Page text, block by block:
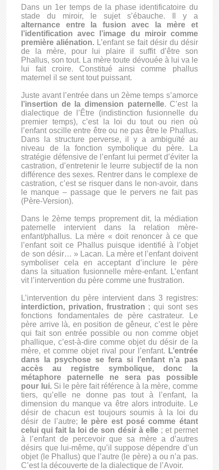
Dans un 1er temps de la phase identificatoire du
stade du miroir, le sujet s’ébauche.
Il y a
alternance entre la fusion avec la mère et
l’identification avec l’image du miroir comme
première aliénation. L’enfant se fait désir du désir
de la mère, pour lui plaire il suffit d’être son
Phallus, son tout. La mère toute dévouée à lui va le
lui fait croire. Constitué ainsi comme phallus
maternel il se sent tout puissant.
Juste avant l’entrée dans un 2ème temps s’amorce
l’insertion de la dimension paternelle. C’est la
dialectique de l’Être (indistinction fusionnelle du
premier temps), c’est la loi du tout ou rien où
l’enfant oscille entre être ou ne pas être le Phallus.
Dans la structure perverse, il y a ambiguïté au
niveau de la fonction symbolique du père. La
stratégie défensive de l’enfant lui permet d’éviter la
castration, d’entretenir le leurre subjectif de la non
différence des sexes. Rentrer dans le complexe de
castration, c’est se risquer dans le non-avoir, dans
le manque – passage que le pervers ne fait pas
(Père-Version).
Dans le 2ème temps proprement dit, la médiation
paternelle intervient dans la relation mère-
enfant/phallus. La mère « doit renoncer à ce que
l’enfant soit ce Phallus puisque identifié à l’objet
de son désir… » Lacan. La mère et l’enfant doivent
symboliser cela en acceptant d’inclure le père
dans la situation fusionnelle mère-enfant. L’enfant
vit l’intervention du père comme une frustration.
L’intervention du père intervient dans 3 registres:
interdiction, privation, frustration ; qui sont ses
fonctions fondamentales de père castrateur. Le
père arrive là, en position de gêneur, c’est le père
qui fait son entrée possible ou non comme objet
phallique, c’est-à-dire comme objet du désir de la
mère, et comme objet rival pour l’enfant. L’entrée
dans la psychose se fera si l’enfant n’a pas
accès au registre symbolique, donc la
métaphore paternelle ne sera pas possible
pour lui.Si le père fait référence à la mère, comme
tiers, qu’elle ne donne pas tout à l’enfant, la
dimension du manque va être alors introduite. Le
désir de chacun est toujours soumis à la loi du
désir de l’autre; le père est posé comme étant
celui qui fait la loi de son désir à elle; et permet
à l’enfant de percevoir que sa mère a d’autres
désirs que lui-même, qu’il suppose dépendre d’un
objet (le Phallus) que l’autre (le père) a ou n’a pas.
C’est la découverte de la dialectique de l’Avoir.